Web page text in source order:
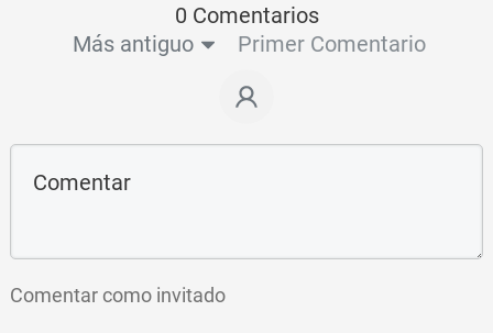
0 Comentarios
Más antiguo
Primer Comentario
Comentar como invitado